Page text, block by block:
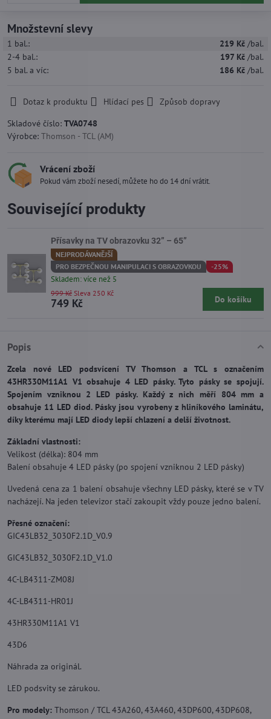
Množstevní slevy
1 bal.: 219 Kč /bal.
2-4 bal.: 197 Kč /bal.
5 bal. a víc: 186 Kč /bal.
Dotaz k produktu Hlídací pes
Způsob dopravy
Skladové číslo: TVA0748
Výrobce: Thomson - TCL (AM)
Vrácení zboží
Pokud vám zboží nesedí, můžete ho do 14 dní vrátit.
Popis
Zcela nové LED podsvícení TV Thomson a TCL s označením
43HR330M11A1 V1 obsahuje 4 LED pásky. Tyto pásky se spojují.
Spojením vzniknou 2 LED pásky. Každý z nich měří 804 mm a
obsahuje 11 LED diod. Pásky jsou vyrobeny z hliníkového laminátu,
díky kterému mají LED diody lepší chlazení a delší životnost.
Základní vlastnosti:
Velikost (délka): 804 mm
Balení obsahuje 4 LED pásky (po spojení vzniknou 2 LED pásky)
Uvedená cena za 1 balení obsahuje všechny LED pásky, které se v TV
nacházejí. Na jeden televizor stačí zakoupit vždy pouze jedno balení.
Přesné označení:
GIC43LB32_3030F2.1D_V0.9
GIC43LB32_3030F2.1D_V1.0
4C-LB4311-ZM08J
4C-LB4311-HR01J
43HR330M11A1 V1
43D6
Náhrada za originál.
LED podsvity se zárukou.
Pro modely: Thomson / TCL 43A260, 43A460, 43DP600, 43DP608,
Související produkty
Přísavky na TV obrazovku 32” – 65”
NEJPRODÁVANĚJŠÍ
PRO BEZPEČNOU MANIPULACI S OBRAZOVKOU
-25%
Skladem: více než 5
749 Kč
999 Kč Sleva 250 Kč
Do košíku